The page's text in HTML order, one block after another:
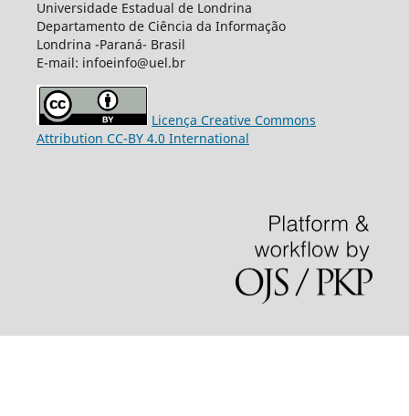
Universidade Estadual de Londrina
Departamento de Ciência da Informação
Londrina -Paraná- Brasil
E-mail: infoeinfo@uel.br
Licença Creative Commons
Attribution CC-BY 4.0 International